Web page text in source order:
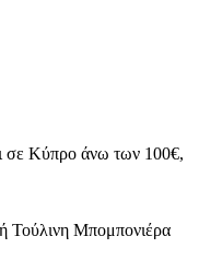
σε Κύπρο άνω των 100€,
Τούλινη Μπομπονιέρα